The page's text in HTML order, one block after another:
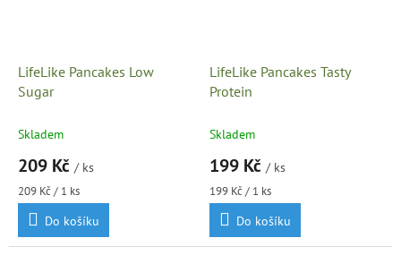
LifeLike Pancakes Low
Sugar
Skladem
209 Kč / ks
Měrná
cena:
209 Kč / 1 ks
Do košíku
LifeLike Pancakes Tasty
Protein
Skladem
199 Kč / ks
Měrná
cena:
199 Kč / 1 ks
Do košíku